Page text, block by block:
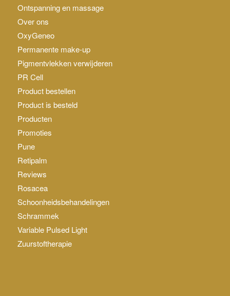
Ontspanning en massage
Over ons
OxyGeneo
Permanente make-up
Pigmentvlekken verwijderen
PR Cell
Product bestellen
Product is besteld
Producten
Promoties
Pune
Retipalm
Reviews
Rosacea
Schoonheidsbehandelingen
Schrammek
Variable Pulsed Light
Zuurstoftherapie